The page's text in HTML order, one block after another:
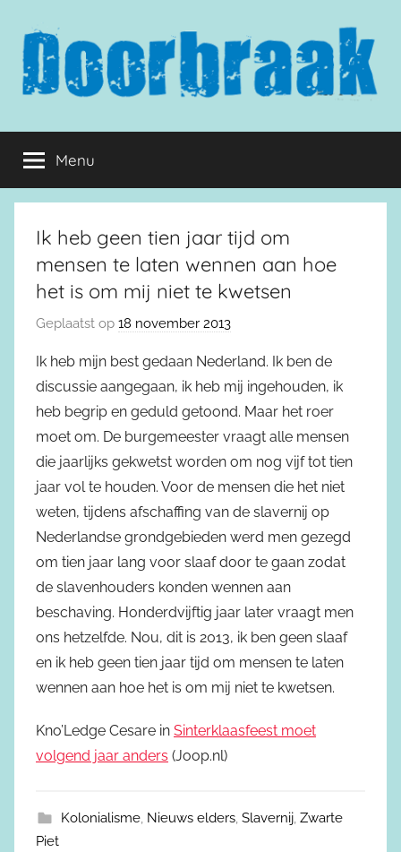
inhoud
springen
Doorbraak.eu
Menu
Ik heb geen tien jaar tijd om
mensen te laten wennen aan hoe
het is om mij niet te kwetsen
Geplaatst op 18 november 2013
Ik heb mijn best gedaan Nederland. Ik ben de
discussie aangegaan, ik heb mij ingehouden, ik
heb begrip en geduld getoond. Maar het roer
moet om. De burgemeester vraagt alle mensen
die jaarlijks gekwetst worden om nog vijf tot tien
jaar vol te houden. Voor de mensen die het niet
weten, tijdens afschaffing van de slavernij op
Nederlandse grondgebieden werd men gezegd
om tien jaar lang voor slaaf door te gaan zodat
de slavenhouders konden wennen aan
beschaving. Honderdvijftig jaar later vraagt men
ons hetzelfde. Nou, dit is 2013, ik ben geen slaaf
en ik heb geen tien jaar tijd om mensen te laten
wennen aan hoe het is om mij niet te kwetsen.
Kno’Ledge Cesare in Sinterklaasfeest moet
volgend jaar anders (Joop.nl)
Kolonialisme, Nieuws elders, Slavernij, Zwarte
Piet